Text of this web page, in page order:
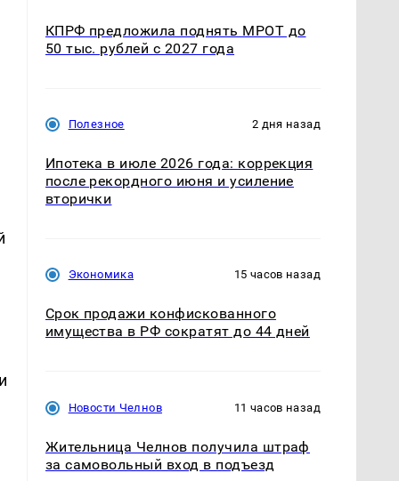
КПРФ предложила поднять МРОТ до
50 тыс. рублей с 2027 года
Полезное 2 дня назад
Ипотека в июле 2026 года: коррекция
после рекордного июня и усиление
вторички
Экономика 15 часов назад
Срок продажи конфискованного
имущества в РФ сократят до 44 дней
Новости Челнов 11 часов назад
Жительница Челнов получила штраф
за самовольный вход в подъезд